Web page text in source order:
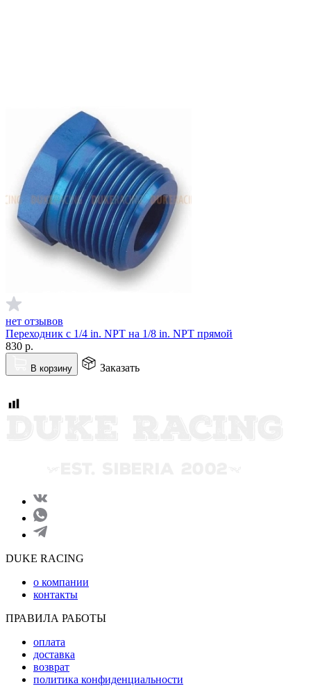
нет отзывов
Переходник с 1/4 in. NPT на 1/8 in. NPT прямой
830 р.
В корзину Заказать
DUKE RACING
о компании
контакты
ПРАВИЛА РАБОТЫ
оплата
доставка
возврат
политика конфиденциальности